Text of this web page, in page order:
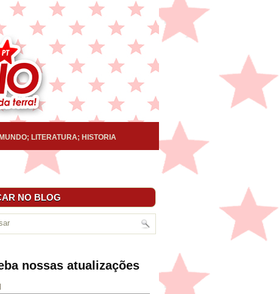
MUNDO; LITERATURA; HISTORIA
NO BLOG
nossas atualizações